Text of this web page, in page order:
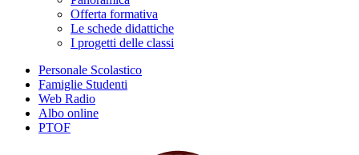
Offerta formativa
Le schede didattiche
I progetti delle classi
Personale Scolastico
Famiglie Studenti
Web Radio
Albo online
PTOF